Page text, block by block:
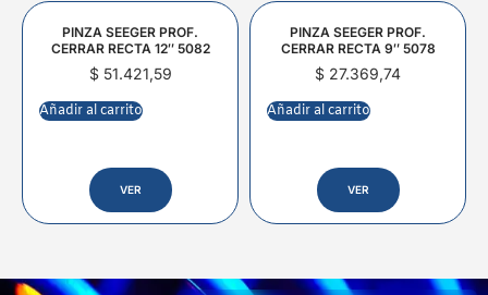
PINZA SEEGER PROF.
CERRAR RECTA 12″ 5082
$51.421,59
Añadir al carrito
VER
PINZA SEEGER PROF.
CERRAR RECTA 9″ 5078
$ 27.369,74
Añadir al carrito
VER